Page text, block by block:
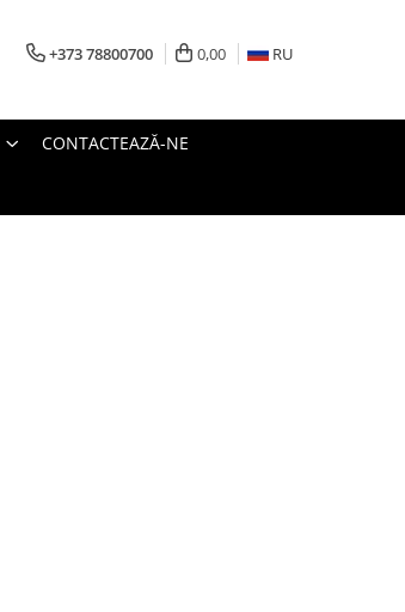
+373 78800700 0,00 RU
CONTACTEAZĂ-NE